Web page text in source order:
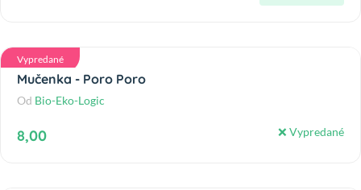
Vypredané
Mučenka - Poro Poro
Od Bio-Eko-Logic
8,00 ❌ Vypredané